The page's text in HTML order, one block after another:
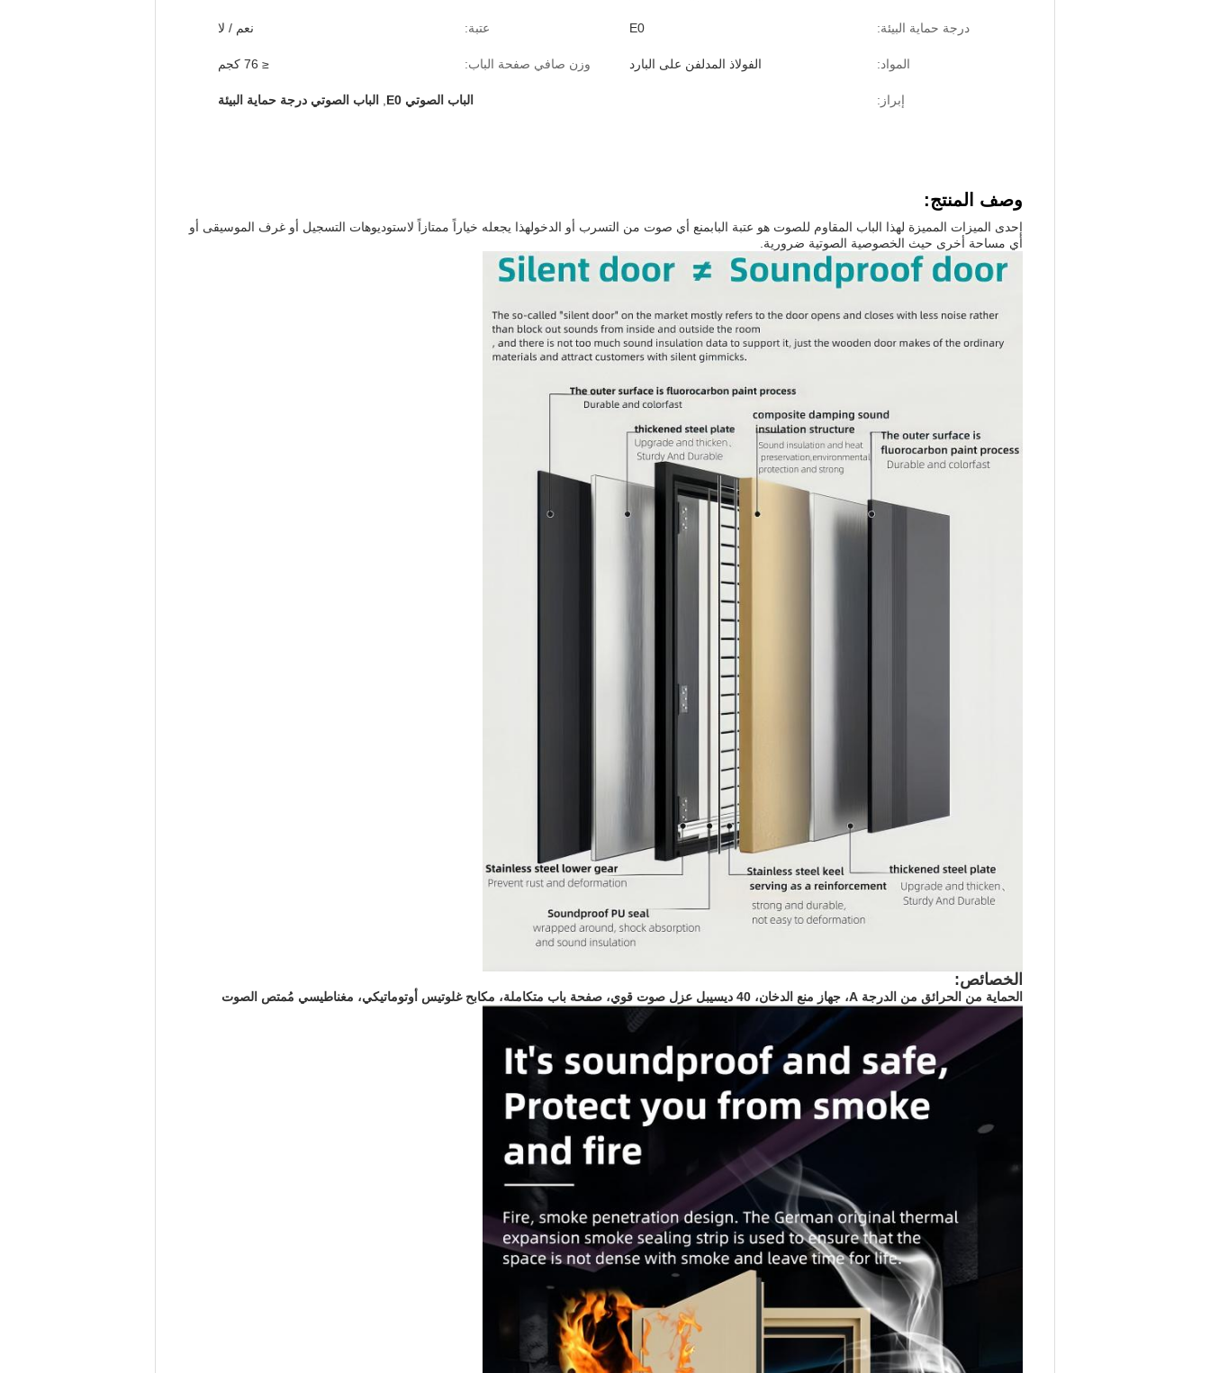
درجة حماية البيئة: E0 عتبة: نعم / لا
المواد: الفولاذ المدلفن على البارد وزن صافي صفحة الباب: ≤ 76 كجم
إبراز: الباب الصوتي E0 الباب الصوتي درجة حماية البيئة
وصف المنتج:
إحدى الميزات المميزة لهذا الباب المقاوم للصوت هو عتبة البابمنع أي صوت من التسرب أو الدخولهذا يجعله خياراً ممتازاً لاستوديوهات التسجيل أو غرف الموسيقى أو
أي مساحة أخرى حيث الخصوصية الصوتية ضرورية.
الخصائص:
الحماية من الحرائق من الدرجة A، جهاز منع الدخان، 40 ديسيبل عزل صوت قوي، صفحة باب متكاملة، مكابح غلوتيس أوتوماتيكي، مغناطيسي مُمتص الصوت